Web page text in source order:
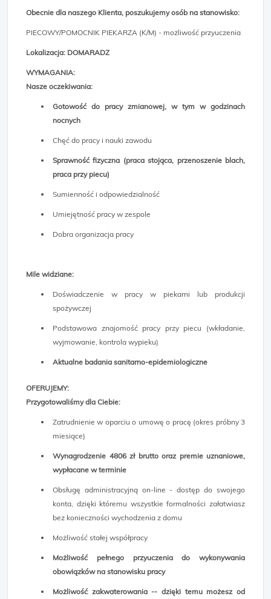
Obecnie dla naszego Klienta, poszukujemy osób na stanowisko:
PIECOWY/POMOCNIK PIEKARZA (K/M) - możliwość przyuczenia
Lokalizacja: DOMARADZ
WYMAGANIA:
Nasze oczekiwania:
Gotowość do pracy zmianowej, w tym w godzinach
nocnych
Chęć do pracy i nauki zawodu
Sprawność fizyczna (praca stojąca, przenoszenie blach,
praca przy piecu)
Sumienność i odpowiedzialność
Umiejętność pracy w zespole
Dobra organizacja pracy
Mile widziane:
Doświadczenie w pracy w piekarni lub produkcji
spożywczej
Podstawowa znajomość pracy przy piecu (wkładanie,
wyjmowanie, kontrola wypieku)
Aktualne badania sanitarno-epidemiologiczne
OFERUJEMY:
Przygotowaliśmy dla Ciebie:
Zatrudnienie w oparciu o umowę o pracę (okres próbny 3
miesiące)
Wynagrodzenie 4806 zł brutto oraz premie uznaniowe,
wypłacane w terminie
Obsługę administracyjną on-line - dostęp do swojego
konta, dzięki któremu wszystkie formalności załatwiasz
bez konieczności wychodzenia z domu
Możliwość stałej współpracy
Możliwość pełnego przyuczenia do wykonywania
obowiązków na stanowisku pracy
Możliwość zakwaterowania -- dzięki temu możesz od